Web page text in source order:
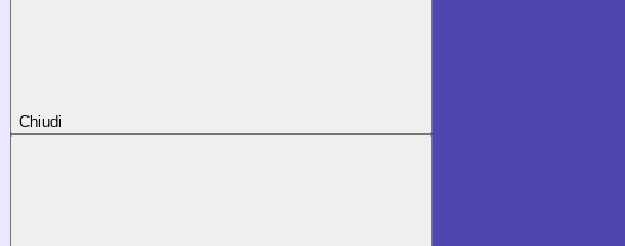
Chiudi